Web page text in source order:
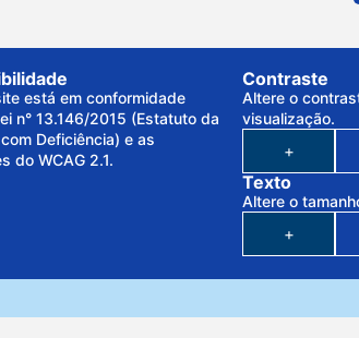
está em conformidade
n° 13.146/2015 (Estatuto da
Deficiência) e as
do WCAG 2.1.
Contraste
Altere o
visualização.
+
Texto
Altere o
+